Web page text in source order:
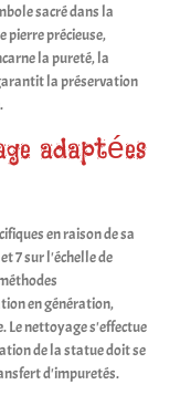
sacré dans la
pierre précieuse,
la pureté, la
la préservation
adaptées
en raison de sa
7 sur l'échelle de
en génération,
Le nettoyage s'effectue
de la statue doit se
d'impuretés.